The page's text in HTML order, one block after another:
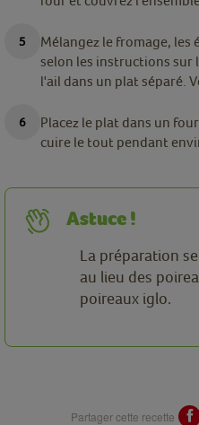
Mélangez le fromage, les
selon les instructions sur
l'ail dans un plat séparé.
Placez le plat dans un
cuire le tout pendant
Astuce !
La préparation
au lieu des
poireaux iglo.
Partager cette recette